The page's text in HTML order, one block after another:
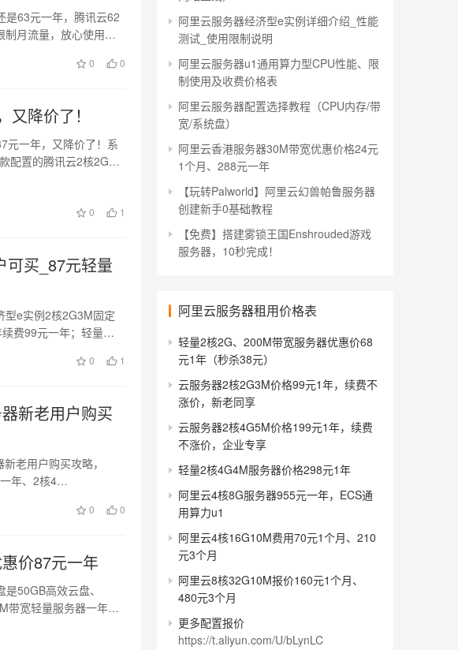
是63元一年，腾讯云62
月流量，放心使用。
0 0
降价了！
元一年，又降价了！系
配置的腾讯云2核2G3M
0 1
可买_87元轻量
型e实例2核2G3M固定
费99元一年；轻量应
0 1
新老用户购买
老用户购买攻略，
年、2核4…
0 0
价87元一年
50GB高效云盘、
带宽轻量服务器一年
阿里云服务器经济型e实例详细介绍_性能
测试_使用限制说明
阿里云服务器u1通用算力型CPU性能、限
制使用及收费价格表
阿里云服务器配置选择教程（CPU内存/带
宽/系统盘）
阿里云香港服务器30M带宽优惠价格24元
1个月、288元一年
【玩转Palworld】阿里云幻兽帕鲁服务器
创建新手0基础教程
【免费】搭建雾锁王国Enshrouded游戏
服务器，10秒完成！
阿里云服务器租用价格表
轻量2核2G、200M带宽服务器优惠价68
元1年（秒杀38元）
云服务器2核2G3M价格99元1年，续费不
涨价，新老同享
云服务器2核4G5M价格199元1年，续费
不涨价，企业专享
轻量2核4G4M服务器价格298元1年
阿里云4核8G服务器955元一年，ECS通
用算力u1
阿里云4核16G10M费用70元1个月、210
元3个月
阿里云8核32G10M报价160元1个月、
480元3个月
更多配置报价
https://t.aliyun.com/U/bLynLC